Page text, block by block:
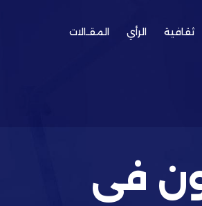
ثقافية الرأي المقـالات
يقاتلون في